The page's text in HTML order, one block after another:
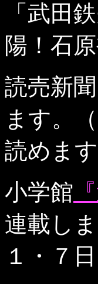
「武田
陽！石
読売新
ます。
読めます
小学館
連載し
１・７